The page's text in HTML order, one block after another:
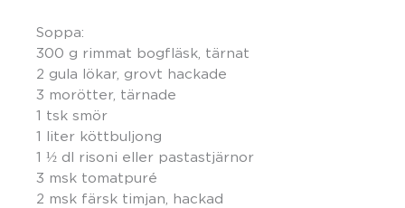
Soppa:
300 g rimmat bogfläsk, tärnat
2 gula lökar, grovt hackade
3 morötter, tärnade
1 tsk smör
1 liter köttbuljong
1 ½ dl risoni eller pastastjärnor
3 msk tomatpuré
2 msk färsk timjan, hackad